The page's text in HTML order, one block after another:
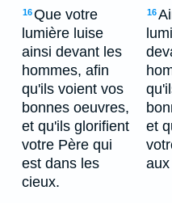
16Que votre
lumière luise
ainsi devant les
hommes, afin
qu'ils voient vos
bonnes oeuvres,
et qu'ils glorifient
votre Père qui
est dans les
cieux.
16
et